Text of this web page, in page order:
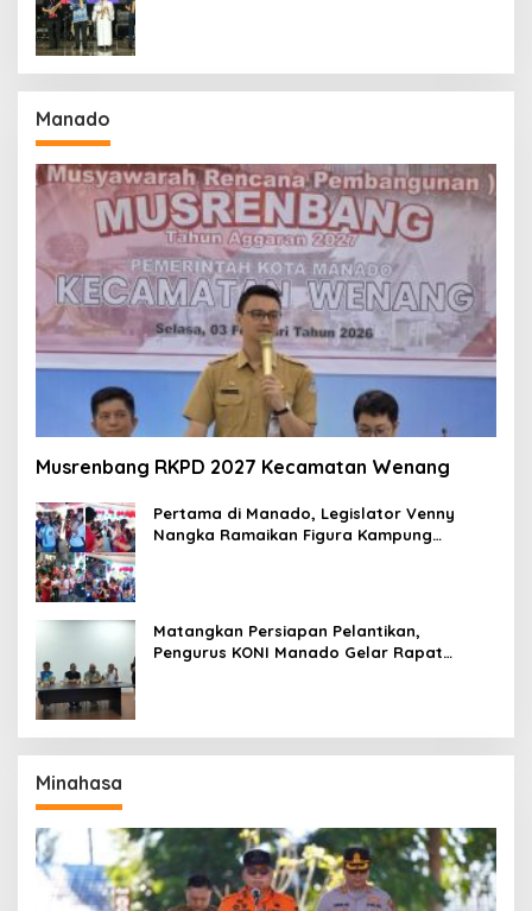
Manado
Musrenbang RKPD 2027 Kecamatan Wenang
Pertama di Manado, Legislator Venny
Nangka Ramaikan Figura Kampung
Matangkan Persiapan Pelantikan,
Pengurus KONI Manado Gelar Rapat
Minahasa